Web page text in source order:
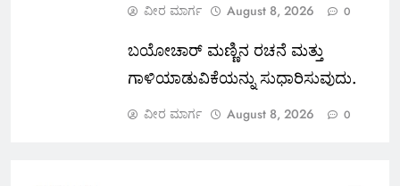
ವೀರ ಮಾರ್ಗ August 8, 2026 0
ಬಯೋಚಾರ್ ಮಣ್ಣಿನ ರಚನೆ ಮತ್ತು
ಗಾಳಿಯಾಡುವಿಕೆಯನ್ನು ಸುಧಾರಿಸುವುದು.
ವೀರ ಮಾರ್ಗ August 8, 2026 0